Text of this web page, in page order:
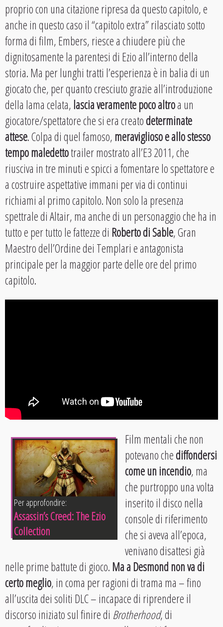
proprio con una citazione ripresa da questo capitolo, e
anche in questo caso il “capitolo extra” rilasciato sotto
forma di film, Embers, riesce a chiudere più che
dignitosamente la parentesi di Ezio all’interno della
storia. Ma per lunghi tratti l’esperienza è in balia di un
giocato che, per quanto cresciuto grazie all’introduzione
della lama celata,lascia veramente poco altroa un
giocatore/spettatore che si era creatodeterminate
attese. Colpa di quel famoso,meraviglioso e allo stesso
tempo maledettotrailer mostrato all’E3 2011, che
riusciva in tre minuti e spicci a fomentare lo spettatore e
a costruire aspettative immani per via di continui
richiami al primo capitolo. Non solo la presenza
spettrale di Altair, ma anche di un personaggio che ha in
tutto e per tutto le fattezze di Roberto di Sable, Gran
Maestro dell’Ordine dei Templari e antagonista
principale per la maggior parte delle ore del primo
capitolo.
Per approfondire:
Assassin’s Creed: The Ezio
Collection
Film mentali che non
potevano chediffondersi
come un incendio, ma
che purtroppo una volta
inserito il disco nella
console di riferimento
che si aveva all’epoca,
venivano disattesi già
nelle prime battute di gioco.Ma a Desmond non va di
certo meglio, in coma per ragioni di trama ma – fino
all’uscita dei soliti DLC – incapace di riprendere il
discorso iniziato sul finire di Brotherhood, di